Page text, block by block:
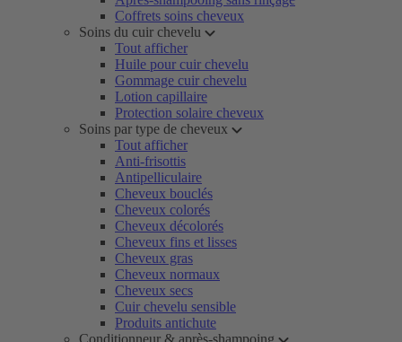
Coffrets soins cheveux
Soins du cuir chevelu
Tout afficher
Huile pour cuir chevelu
Gommage cuir chevelu
Lotion capillaire
Protection solaire cheveux
Soins par type de cheveux
Tout afficher
Anti-frisottis
Antipelliculaire
Cheveux bouclés
Cheveux colorés
Cheveux décolorés
Cheveux fins et lisses
Cheveux gras
Cheveux normaux
Cheveux secs
Cuir chevelu sensible
Produits antichute
Conditionneur & après-shampoing